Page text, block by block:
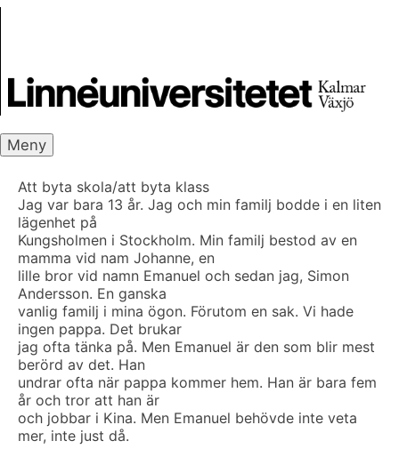
Meny
Att byta skola/att byta klass
Jag var bara 13 år. Jag och min familj bodde i en liten
lägenhet på
Kungsholmen i Stockholm. Min familj bestod av en
mamma vid nam Johanne, en
lille bror vid namn Emanuel och sedan jag, Simon
Andersson. En ganska
vanlig familj i mina ögon. Förutom en sak. Vi hade
ingen pappa. Det brukar
jag ofta tänka på. Men Emanuel är den som blir mest
berörd av det. Han
undrar ofta när pappa kommer hem. Han är bara fem
år och tror att han är
och jobbar i Kina. Men Emanuel behövde inte veta
mer, inte just då.